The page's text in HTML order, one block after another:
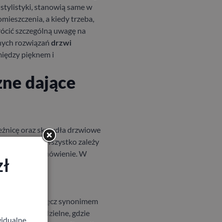
stanowią same w
a kiedy trzeba,
szczególną uwagę na
rozwiązań drzwi
pięknem i
dające
oraz skrzydła drzwiowe
– wszystko zależy
zamówienie.W
stało się wręcz synonimem
półtoradzielne, gdzie